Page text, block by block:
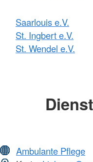
Saarlouis e.V.
St. Ingbert e.V.
St. Wendel e.V.
Ambulante Pflege